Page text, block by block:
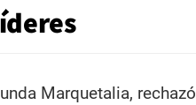
Marquetalia, rechazó